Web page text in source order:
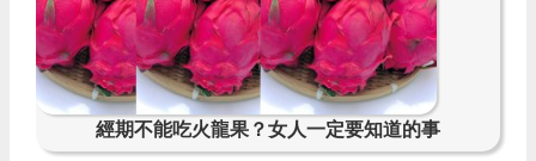
經期不能吃火龍果？女人一定要知道的事